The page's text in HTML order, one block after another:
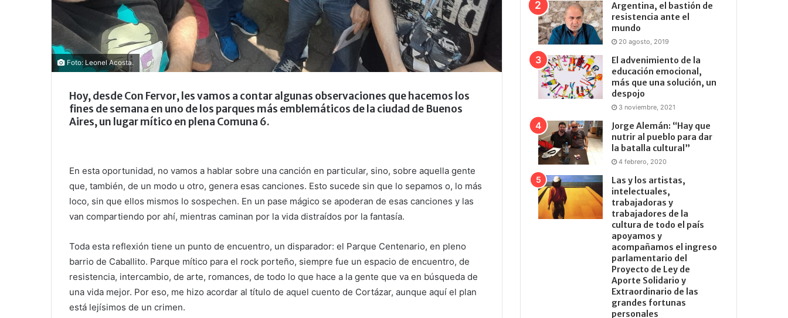
Foto: Leonel Acosta.
Hoy, desde Con Fervor, les vamos a contar algunas observaciones que hacemos los
fines de semana en uno de los parques más emblemáticos de la ciudad de Buenos
Aires, un lugar mítico en plena Comuna 6.
En esta oportunidad, no vamos a hablar sobre una canción en particular, sino, sobre aquella gente
que, también, de un modo u otro, genera esas canciones. Esto sucede sin que lo sepamos o, lo más
loco, sin que ellos mismos lo sospechen. En un pase mágico se apoderan de esas canciones y las
van compartiendo por ahí, mientras caminan por la vida distraídos por la fantasía.
Toda esta reflexión tiene un punto de encuentro, un disparador: el Parque Centenario, en pleno
barrio de Caballito. Parque mítico para el rock porteño, siempre fue un espacio de encuentro, de
resistencia, intercambio, de arte, romances, de todo lo que hace a la gente que va en búsqueda de
una vida mejor. Por eso, me hizo acordar al título de aquel cuento de Cortázar, aunque aquí el plan
está lejísimos de un crimen.
Argentina, el bastión de
resistencia ante el
mundo
20 agosto, 2019
El advenimiento de la
educación emocional,
más que una solución, un
despojo
3 noviembre, 2021
Jorge Alemán: “Hay que
nutrir al pueblo para dar
la batalla cultural”
4 febrero, 2020
Las y los artistas,
intelectuales,
trabajadoras y
trabajadores de la
cultura de todo el país
apoyamos y
acompañamos el ingreso
parlamentario del
Proyecto de Ley de
Aporte Solidario y
Extraordinario de las
grandes fortunas
personales